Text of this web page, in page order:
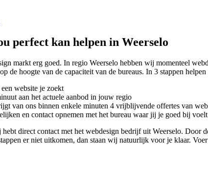
perfect kan helpen in Weerselo
markt erg goed. In regio Weerselo hebben wij momenteel
de hoogte van de capaciteit van de bureaus. In 3 stappen
website je zoekt
aan het actuele aanbod in jouw regio
van ons binnen enkele minuten 4 vrijblijvende offertes van
en contact opnemen met het bureau waar jij je goed bij voelt
direct contact met het webdesign bedrijf uit Weerselo. Door
er niet uitkomen, dan staan wij natuurlijk voor je klaar.